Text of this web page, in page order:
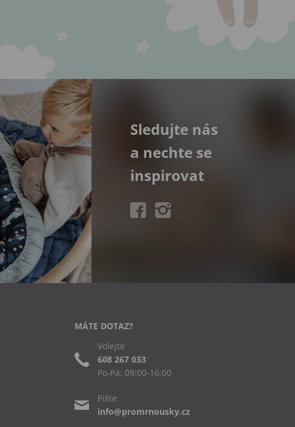
Sledujte nás
a nechte se
inspirovat
MÁTE DOTAZ?
Volejte
608 267 033
Po-Pá: 09:00-16:00
Pište
info@promrnousky.cz